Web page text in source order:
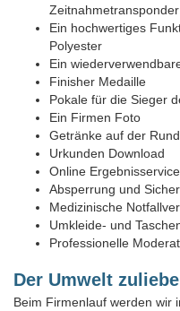
Zeitnahmetransponder
Ein hochwertiges
Polyester
Ein
Finisher Medaille
Pokale für die Sieger
Ein Firmen Foto
Getränke auf der
Urkunden Download
Online Ergebnisservice
Absperrung und
Medizinische
Umkleide- und
Professionelle
Der Umwelt
Beim Firmenlauf werden wir